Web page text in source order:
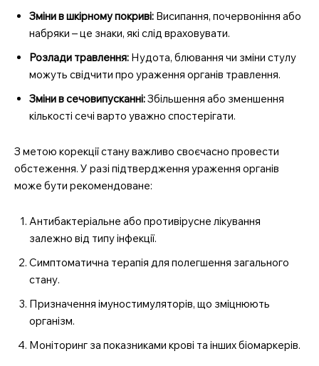
Зміни в шкірному покриві: Висипання, почервоніння або
набряки – це знаки, які слід враховувати.
Розлади травлення: Нудота, блювання чи зміни стулу
можуть свідчити про ураження органів травлення.
Зміни в сечовипусканні:Збільшення або зменшення
кількості сечі варто уважно спостерігати.
З метою корекції стану важливо своєчасно провести
обстеження. У разі підтвердження ураження органів
може бути рекомендоване:
Антибактеріальне або противірусне лікування
залежно від типу інфекції.
Симптоматична терапія для полегшення загального
стану.
Призначення імуностимуляторів, що зміцнюють
організм.
Моніторинг за показниками крові та інших біомаркерів.